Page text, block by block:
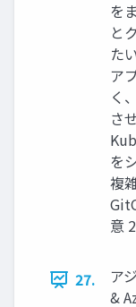
を
と
た
ア
く
さ
を
複
意
27.
ア
&